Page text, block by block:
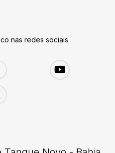
nas redes sociais